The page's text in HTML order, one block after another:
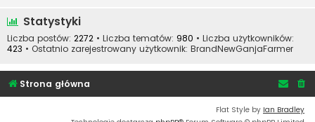
Statystyki
Liczba postów: 2272 • Liczba tematów: 980 • Liczba użytkowników:
423 • Ostatnio zarejestrowany użytkownik: BrandNewGanjaFarmer
Strona główna
Flat Style by Ian Bradley